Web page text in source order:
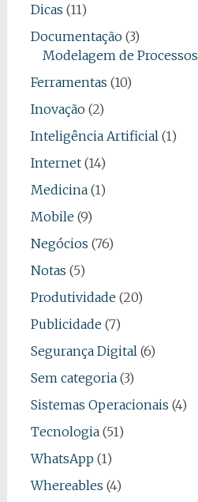
Dicas (11)
Documentação(3)
Modelagem de Processos
Ferramentas (10)
Inovação(2)
Inteligência Artificial(1)
Internet(14)
Medicina(1)
Mobile (9)
Negócios (76)
Notas (5)
Produtividade (20)
Publicidade (7)
Segurança Digital(6)
Sem categoria(3)
Sistemas Operacionais (4)
Tecnologia(51)
WhatsApp (1)
Whereables (4)